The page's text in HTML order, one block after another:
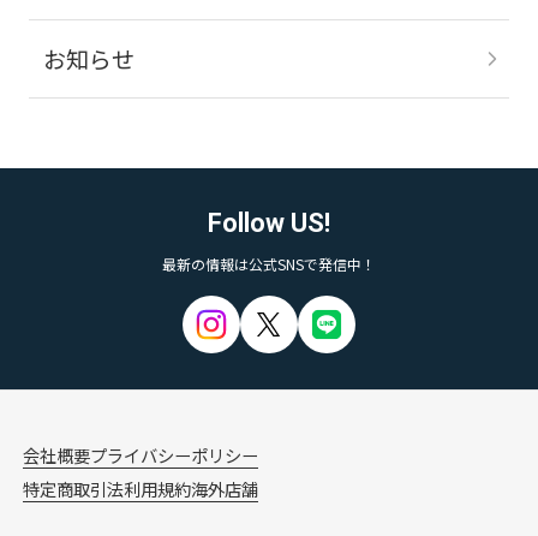
お知らせ
Follow US!
最新の情報は公式SNSで発信中！
会社概要プライバシーポリシー
特定商取引法利用規約海外店舗